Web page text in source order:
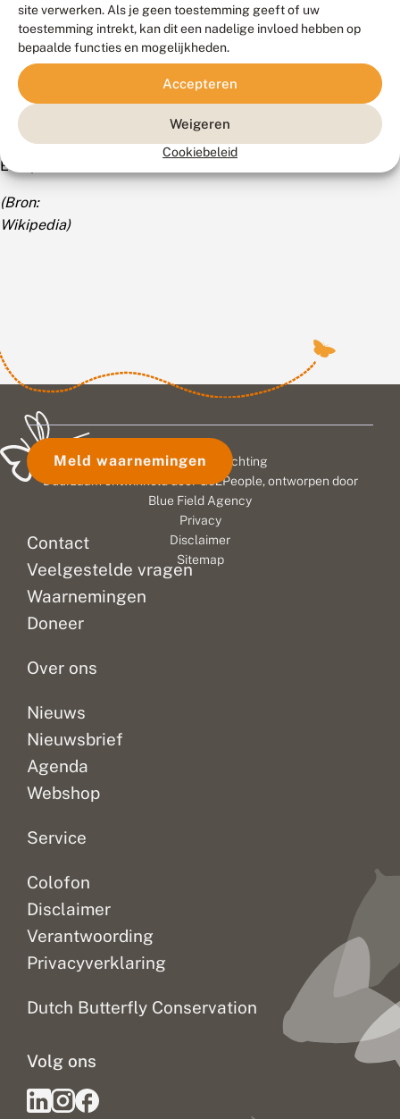
site verwerken. Als je geen toestemming geeft of uw
toestemming intrekt, kan dit een nadelige invloed hebben op
bepaalde functies en mogelijkheden.
Accepteren
Weigeren
Cookiebeleid
tweelippige
bloemen.
herkomst
van
Zuidwest-
Europa.
(Bron:
Wikipedia)
Contact
Veelgestelde vragen
Waarnemingen
Doneer
Over ons
Nieuws
Nieuwsbrief
Agenda
Webshop
Service
Colofon
Disclaimer
Verantwoording
Privacyverklaring
Dutch Butterfly Conservation
Volg ons
Meld waarnemingen
© 2026 Vlinderstichting
Duurzaam ontwikkeld door
Go2People, ontworpen door
Blue Field Agency
Privacy
Disclaimer
Sitemap